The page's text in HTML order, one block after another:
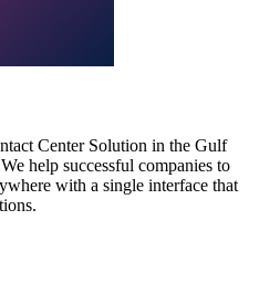
Center Solution in the Gulf
help successful companies to
with a single interface that